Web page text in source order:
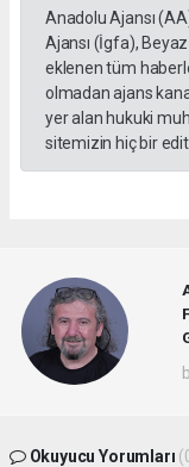
Anadolu Ajansı
Ajansı (İgfa),
eklenen tüm
olmadan ajans
yer alan hukuki
sitemizin hiç bir
Okuyucu Yorumları